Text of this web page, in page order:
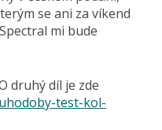
se ani za víkend
mi bude
druhý díl je zde
test-kol-